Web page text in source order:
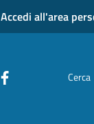
Accedi all'area
Cerca